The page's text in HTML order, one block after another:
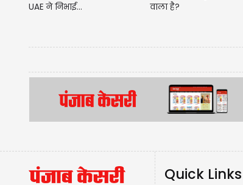
UAE ने निभाई...
वाला है?
Quick Links